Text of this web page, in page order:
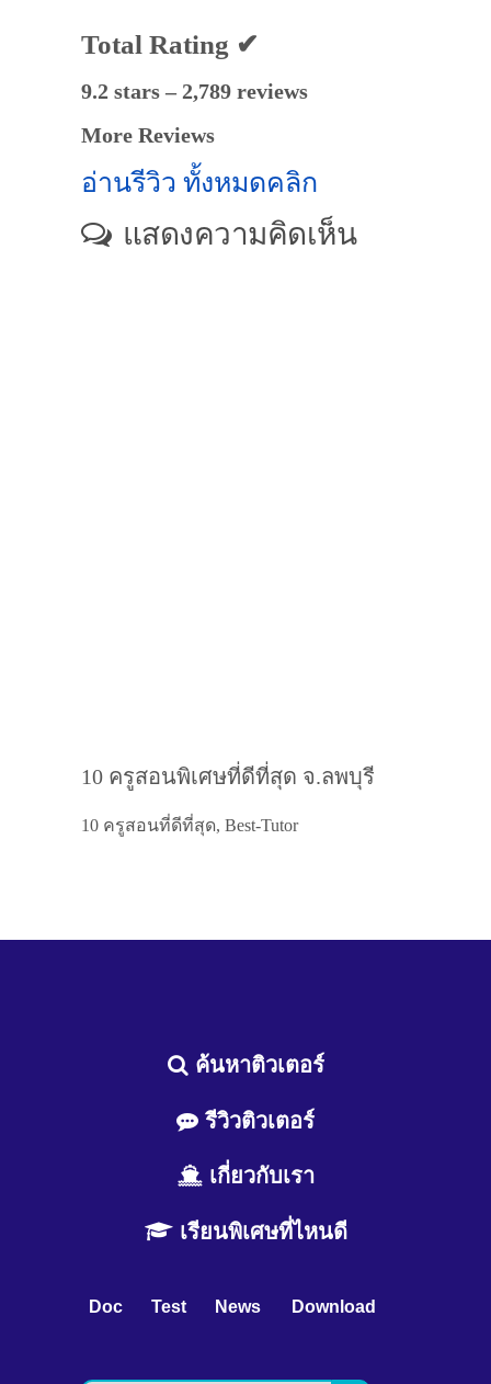
Total Rating ✔
9.2 stars – 2,789 reviews
More Reviews
อ่านรีวิว ทั้งหมดคลิก
แสดงความคิดเห็น
10 ครูสอนพิเศษที่ดีที่สุด จ.ลพบุรี
10 ครูสอนที่ดีที่สุด, Best-Tutor
ค้นหาติวเตอร์
รีวิวติวเตอร์
เกี่ยวกับเรา
เรียนพิเศษที่ไหนดี
Doc Test News Download